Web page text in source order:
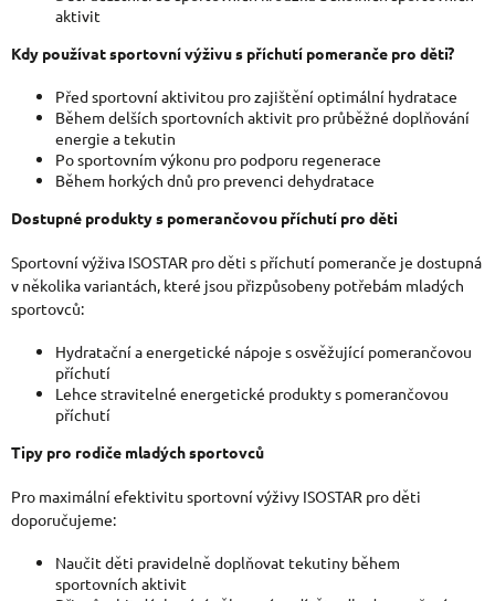
aktivit
Kdy používat sportovní výživu s příchutí pomeranče pro děti?
Před sportovní aktivitou pro zajištění optimální hydratace
Během delších sportovních aktivit pro průběžné doplňování
energie a tekutin
Po sportovním výkonu pro podporu regenerace
Během horkých dnů pro prevenci dehydratace
Dostupné produkty s pomerančovou příchutí pro děti
Sportovní výživa ISOSTAR pro děti s příchutí pomeranče je dostupná
v několika variantách, které jsou přizpůsobeny potřebám mladých
sportovců:
Hydratační a energetické nápoje s osvěžující pomerančovou
příchutí
Lehce stravitelné energetické produkty s pomerančovou
příchutí
Tipy pro rodiče mladých sportovců
Pro maximální efektivitu sportovní výživy ISOSTAR pro děti
doporučujeme:
Naučit děti pravidelně doplňovat tekutiny během
sportovních aktivit